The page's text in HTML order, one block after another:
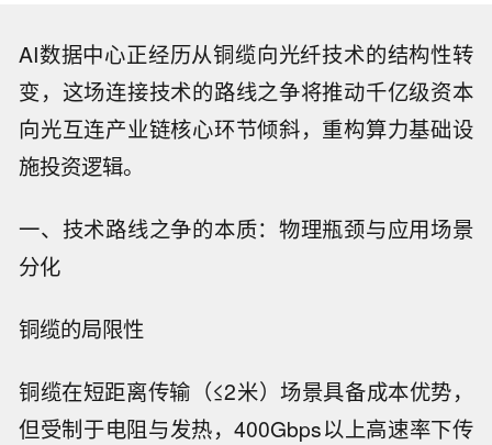
AI数据中心正经历从铜缆向光纤技术的结构性转
变，这场连接技术的路线之争将推动千亿级资本
向光互连产业链核心环节倾斜，重构算力基础设
施投资逻辑。
一、技术路线之争的本质：物理瓶颈与应用场景
分化
铜缆的局限性
铜缆在短距离传输（≤2米）场景具备成本优势，
但受制于电阻与发热，400Gbps以上高速率下传